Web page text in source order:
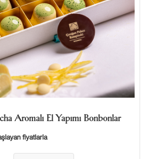
Aromalı El Yapımı Bonbonlar
fiyatlarla